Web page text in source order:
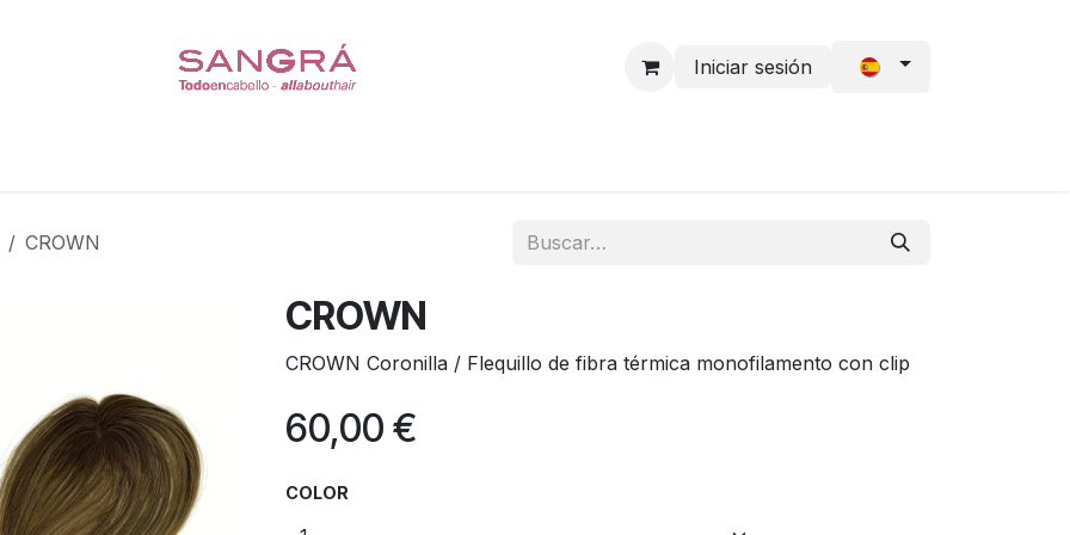
Iniciar sesión
CROWN
CROWN
CROWN Coronilla / Flequillo de fibra térmica monofilamento con clip
60,00 €
COLOR